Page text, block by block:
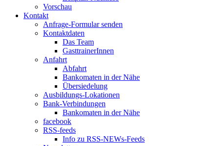
Vorschau
Kontakt
Anfrage-Formular senden
Kontaktdaten
Das Team
GasttrainerInnen
Anfahrt
Abfahrt
Bankomaten in der Nähe
Übersiedelung
Ausbildungs-Lokationen
Bank-Verbindungen
Bankomaten in der Nähe
facebook
RSS-feeds
Info zu RSS-NEWs-Feeds